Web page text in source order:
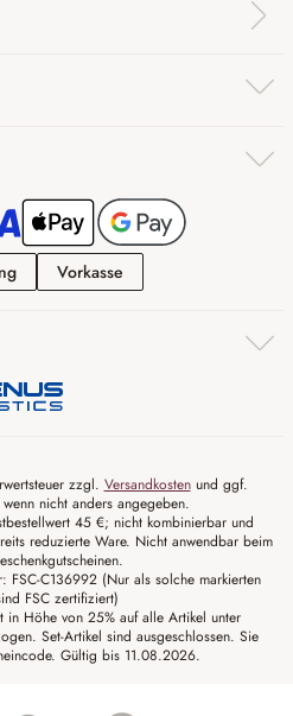
Ratenzahlung
Vorkasse
zzgl. Versandkostenund ggf.
nicht anders angegeben.
45 €; nicht kombinierbar und
reduzierte Ware. Nicht anwendbar beim
FSC-C136992 (Nur als solche markierten
FSC zertifiziert)
in Höhe von 25% auf alle Artikel unter
Set-Artikel sind ausgeschlossen. Sie
Gültig bis 11.08.2026.